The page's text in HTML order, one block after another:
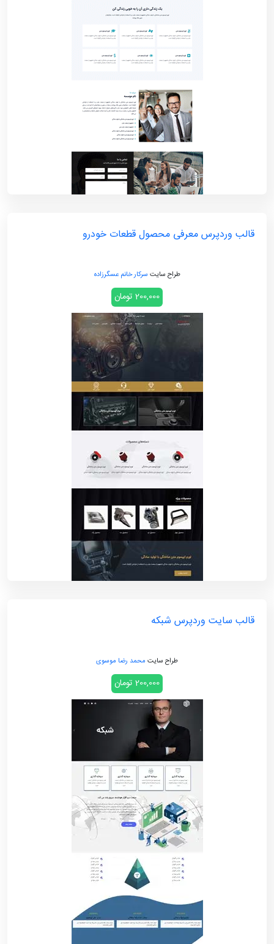
قالب وردپرس معرفی محصول قطعات خودرو
طراح سایت سرکار خانم عسگرزاده
200,000 تومان
قالب سایت وردپرس شبکه
طراح سایت محمد رضا موسوی
200,000 تومان